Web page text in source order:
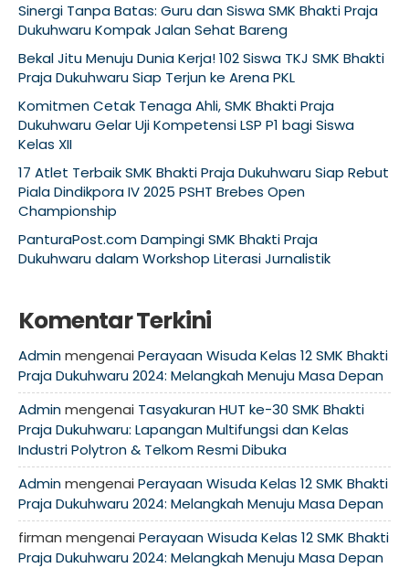
Sinergi Tanpa Batas: Guru dan Siswa SMK Bhakti Praja
Dukuhwaru Kompak Jalan Sehat Bareng
Bekal Jitu Menuju Dunia Kerja! 102 Siswa TKJ SMK Bhakti
Praja Dukuhwaru Siap Terjun ke Arena PKL
Komitmen Cetak Tenaga Ahli, SMK Bhakti Praja
Dukuhwaru Gelar Uji Kompetensi LSP P1 bagi Siswa
Kelas XII
17 Atlet Terbaik SMK Bhakti Praja Dukuhwaru Siap Rebut
Piala Dindikpora IV 2025 PSHT Brebes Open
Championship
PanturaPost.com Dampingi SMK Bhakti Praja
Dukuhwaru dalam Workshop Literasi Jurnalistik
Komentar Terkini
Adminmengenai Perayaan Wisuda Kelas 12 SMK Bhakti
Praja Dukuhwaru 2024: Melangkah Menuju Masa Depan
Adminmengenai Tasyakuran HUT ke-30 SMK Bhakti
Praja Dukuhwaru: Lapangan Multifungsi dan Kelas
Industri Polytron & Telkom Resmi Dibuka
Adminmengenai Perayaan Wisuda Kelas 12 SMK Bhakti
Praja Dukuhwaru 2024: Melangkah Menuju Masa Depan
firman mengenai Perayaan Wisuda Kelas 12 SMK Bhakti
Praja Dukuhwaru 2024: Melangkah Menuju Masa Depan